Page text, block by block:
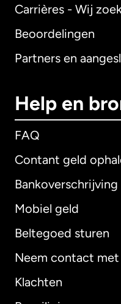
Carrières - Wij
Beoordelingen
Partners en
Help en
FAQ
Contant geld
Bankoverschrijving
Mobiel geld
Beltegoed sturen
Neem contact met
Klachten